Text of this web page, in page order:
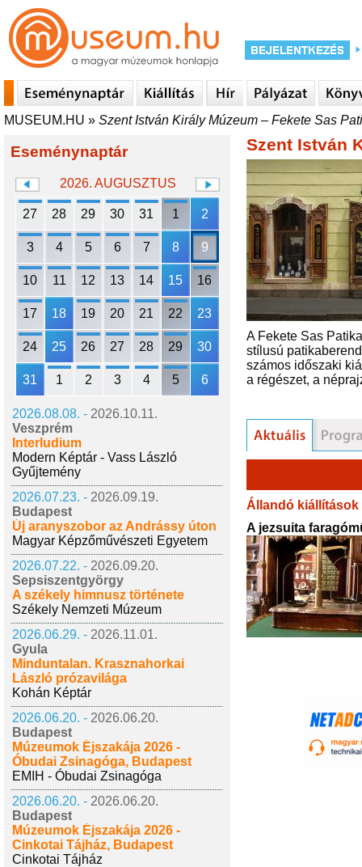
MUSEUM.HU » Szent István Király Múzeum – Fekete Sas
Eseménynaptár
2026. AUGUSZTUS
27 28 29 30 31 1 2
3 4 5 6 7 8 9
10 11 12 13 14 15 16
17 18 19 20 21 22 23
24 25 26 27 28 29 30
31 1 2 3 4 5 6
2026.08.08. - 2026.10.11.
Veszprém
Interludium
Modern Képtár - Vass László
Gyűjtemény
2026.07.23. - 2026.09.19.
Budapest
Új aranyszobor az Andrássy úton
Magyar Képzőművészeti Egyetem
2026.07.22. - 2026.09.20.
Sepsiszentgyörgy
A székely himnusz története
Székely Nemzeti Múzeum
2026.06.29. - 2026.11.01.
Gyula
Minduntalan. Krasznahorkai
László prózavilága
Kohán Képtár
2026.06.20. - 2026.06.20.
Budapest
Múzeumok Éjszakája 2026 -
Óbudai Zsinagóga, Budapest
EMIH - Óbudai Zsinagóga
2026.06.20. - 2026.06.20.
Budapest
Múzeumok Éjszakája 2026 -
Cinkotai Tájház, Budapest
Cinkotai Tájház
Szent István
A Fekete Sas
stílusú
számos időszaki
a régészet, a
Állandó kiállítások
A jezsuita